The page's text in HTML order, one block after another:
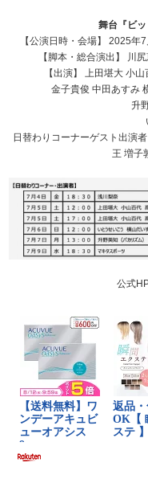
舞台『ビッ
【公演日時・会場】 2025
【脚本・総合演出】 川
【出演】 上田堪大 小
金子貴俊 中田あすみ
升
日替わりコーナーゲスト出演
王 増子
公式